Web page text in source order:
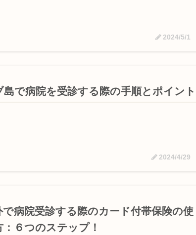
2024/5/1
島で病院を受診する際の手順とポイント
2024/4/29
で病院受診する際のカード付帯保険の使
：６つのステップ！